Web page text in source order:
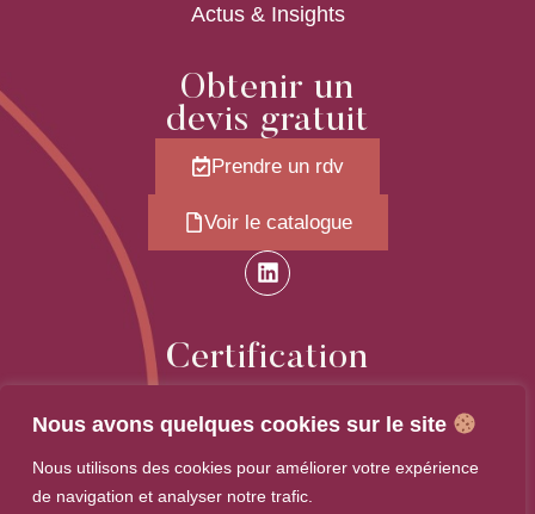
Nous avons quelques cookies sur le site
Nous utilisons des cookies pour améliorer votre expérience
de navigation et analyser notre trafic.
Actus & Insights
Obtenir un
devis gratuit
Prendre un rdv
Voir le catalogue
Certification